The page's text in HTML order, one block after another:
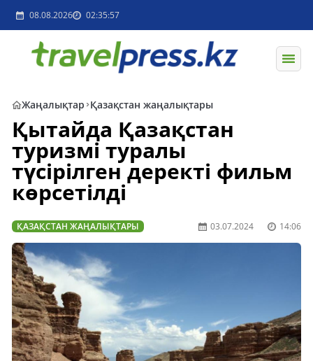
08.08.2026 02:35:57
Жаңалықтар Қазақстан жаңалықтары
Қытайда Қазақстан
туризмі туралы
түсірілген деректі фильм
көрсетілді
ҚАЗАҚСТАН ЖАҢАЛЫҚТАРЫ 03.07.2024 14:06